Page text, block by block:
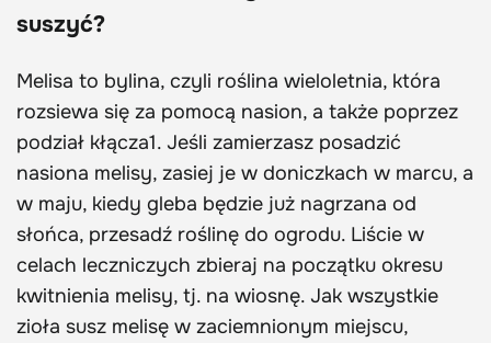
suszyć?
Melisa to bylina, czyli roślina wieloletnia, która
rozsiewa się za pomocą nasion, a także poprzez
podział kłącza1. Jeśli zamierzasz posadzić
nasiona melisy, zasiej je w doniczkach w marcu, a
w maju, kiedy gleba będzie już nagrzana od
słońca, przesadź roślinę do ogrodu. Liście w
celach leczniczych zbieraj na początku okresu
kwitnienia melisy, tj. na wiosnę. Jak wszystkie
zioła susz melisę w zaciemnionym miejscu,